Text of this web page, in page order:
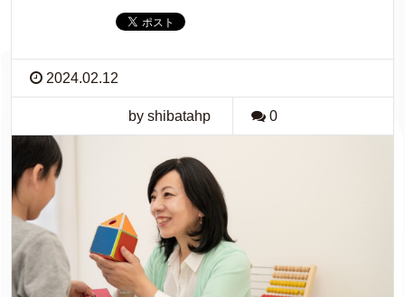
2024.02.12
by shibatahp 0